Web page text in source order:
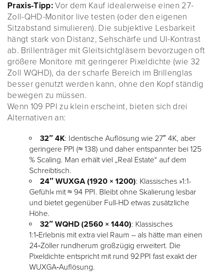
Praxis-Tipp:Vor dem Kauf idealerweise einen 27-
Zoll-QHD-Monitor live testen (oder den eigenen
Sitzabstand simulieren). Die subjektive Lesbarkeit
hängt stark von Distanz, Sehschärfe und UI-Kontrast
ab. Brillenträger mit Gleitsichtgläsern bevorzugen oft
größere Monitore mit geringerer Pixeldichte (wie 32
Zoll WQHD), da der scharfe Bereich im Brillenglas
besser genutzt werden kann, ohne den Kopf ständig
bewegen zu müssen.
Wenn 109 PPI zu klein erscheint, bieten sich drei
Alternativen an:
32″ 4K: Identische Auflösung wie 27″ 4K, aber
geringere PPI (≈ 138) und daher entspannter bei 125
% Scaling. Man erhält viel „Real Estate“ auf dem
Schreibtisch.
24″ WUXGA (1920 × 1200): Klassisches »1:1-
Gefühl« mit ≈ 94 PPI. Bleibt ohne Skalierung lesbar
und bietet gegenüber Full-HD etwas zusätzliche
Höhe.
32″ WQHD (2560 × 1440): Klassisches
1:1‑Erlebnis mit extra viel Raum – als hätte man einen
24‑Zöller rundherum großzügig erweitert. Die
Pixeldichte entspricht mit rund 92 PPI fast exakt der
WUXGA‑Auflösung.